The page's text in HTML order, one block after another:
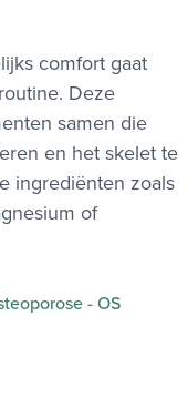
comfort gaat
Deze
samen die
en het skelet te
ingrediënten zoals
of
- OS